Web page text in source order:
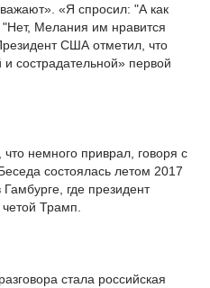
«Я спросил: "А как
Мелания им нравится
США отметил, что
сострадательной» первой
, что немного приврал, говоря с
состоялась летом 2017
где президент
Трамп.
стала российская